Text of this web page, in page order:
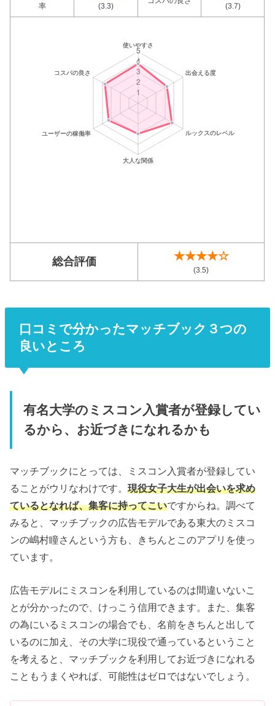
率
(3.3)
(3.7)
総合評価 ★★★★☆
(3.5)
口コミで分かったマッチブック３つの
良いところ
有名大学のミスコン入賞者が登録してい
るから、お近づきになれるかも
マッチブックにとっては、ミスコン入賞者が登録してい
ることがウリなわけです。現役女子大生が出会いを求め
ているとなれば、集客に持ってこいですからね。調べて
みると、マッチブックの広告モデルである東大のミスコ
ンの嶋村瞳さんという方も、きちんとこのアプリを使っ
ています。
広告モデルにミスコンを利用しているのは間違いないこ
とが分かったので、けっこう信用できます。また、集客
の為にいるミスコンの場合でも、名前をきちんと出して
いるのに加え、その大学に現役で通っているということ
を考えると、マッチブックを利用してお近づきになれる
こともうまくやれば、可能性はゼロではないでしょう。